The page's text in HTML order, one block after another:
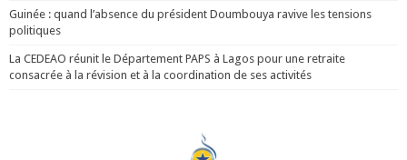
Guinée : quand l’absence du président Doumbouya ravive les tensions
politiques
La CEDEAO réunit le Département PAPS à Lagos pour une retraite
consacrée à la révision et à la coordination de ses activités